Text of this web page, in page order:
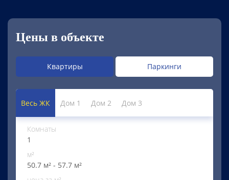
Цены в объекте
Квартиры Паркинги
Весь ЖК Дом 1 Дом 2 Дом 3
Комнаты
1
м²
50.7 м² - 57.7 м²